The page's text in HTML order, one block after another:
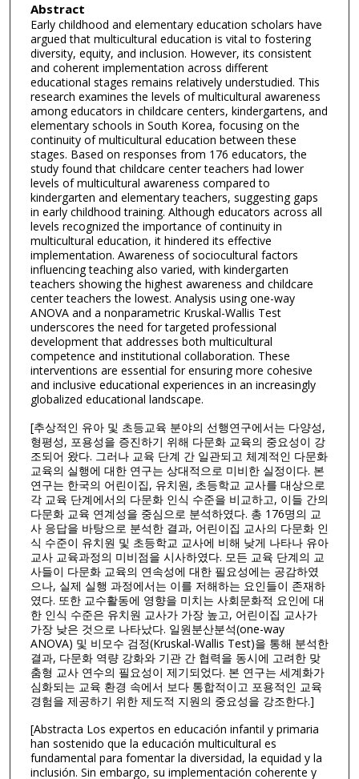
Abstract
Early childhood and elementary education scholars have
argued that multicultural education is vital to fostering
diversity, equity, and inclusion. However, its consistent
and coherent implementation across different
educational stages remains relatively understudied. This
research examines the levels of multicultural awareness
among educators in childcare centers, kindergartens, and
elementary schools in South Korea, focusing on the
continuity of multicultural education between these
stages. Based on responses from 176 educators, the
study found that childcare center teachers had lower
levels of multicultural awareness compared to
kindergarten and elementary teachers, suggesting gaps
in early childhood training. Although educators across all
levels recognized the importance of continuity in
multicultural education, it hindered its effective
implementation. Awareness of sociocultural factors
influencing teaching also varied, with kindergarten
teachers showing the highest awareness and childcare
center teachers the lowest. Analysis using one-way
ANOVA and a nonparametric Kruskal-Wallis Test
underscores the need for targeted professional
development that addresses both multicultural
competence and institutional collaboration. These
interventions are essential for ensuring more cohesive
and inclusive educational experiences in an increasingly
globalized educational landscape.
[추상적인 유아 및 초등교육 분야의 선행연구에서는 다양성,
형평성, 포용성을 증진하기 위해 다문화 교육의 중요성이 강
조되어 왔다. 그러나 교육 단계 간 일관되고 체계적인 다문화
교육의 실행에 대한 연구는 상대적으로 미비한 실정이다. 본
연구는 한국의 어린이집, 유치원, 초등학교 교사를 대상으로
각 교육 단계에서의 다문화 인식 수준을 비교하고, 이들 간의
다문화 교육 연계성을 중심으로 분석하였다. 총 176명의 교
사 응답을 바탕으로 분석한 결과, 어린이집 교사의 다문화 인
식 수준이 유치원 및 초등학교 교사에 비해 낮게 나타나 유아
교사 교육과정의 미비점을 시사하였다. 모든 교육 단계의 교
사들이 다문화 교육의 연속성에 대한 필요성에는 공감하였
으나, 실제 실행 과정에서는 이를 저해하는 요인들이 존재하
였다. 또한 교수활동에 영향을 미치는 사회문화적 요인에 대
한 인식 수준은 유치원 교사가 가장 높고, 어린이집 교사가
가장 낮은 것으로 나타났다. 일원분산분석(one-way
ANOVA) 및 비모수 검정(Kruskal-Wallis Test)을 통해 분석한
결과, 다문화 역량 강화와 기관 간 협력을 동시에 고려한 맞
춤형 교사 연수의 필요성이 제기되었다. 본 연구는 세계화가
심화되는 교육 환경 속에서 보다 통합적이고 포용적인 교육
경험을 제공하기 위한 제도적 지원의 중요성을 강조한다.]
[Abstracta Los expertos en educación infantil y primaria
han sostenido que la educación multicultural es
fundamental para fomentar la diversidad, la equidad y la
inclusión. Sin embargo, su implementación coherente y